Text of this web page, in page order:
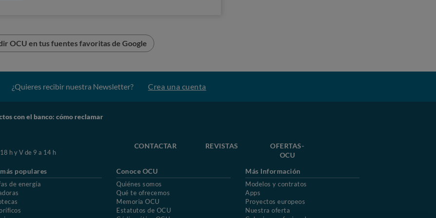
productos contratados y estar atento a las
y si su respuesta no es favorable, podrás presentar una
OCU en tus fuentes favoritas de Google
¿Quieres recibir nuestra Newsletter? Crea una cuenta
con el banco: cómo reclamar
h y V de 9 a 14 h
CONTACTAR REVISTAS
OFERTAS-
OCU
populares
de energía
Conoce OCU
Quiénes somos
Qué te ofrecemos
Memoria OCU
Estatutos de OCU
Más Información
Modelos y contratos
Apps
Proyectos europeos
Nuestra oferta